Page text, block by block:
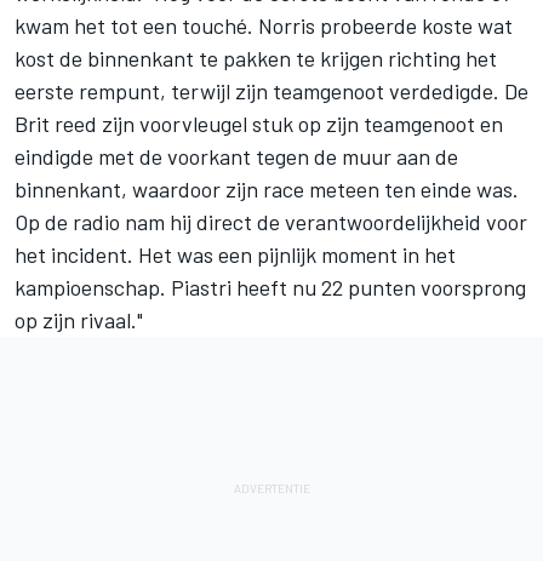
kwam het tot een touché. Norris probeerde koste wat
kost de binnenkant te pakken te krijgen richting het
eerste rempunt, terwijl zijn teamgenoot verdedigde. De
Brit reed zijn voorvleugel stuk op zijn teamgenoot en
eindigde met de voorkant tegen de muur aan de
binnenkant, waardoor zijn race meteen ten einde was.
Op de radio nam hij direct de verantwoordelijkheid voor
het incident. Het was een pijnlijk moment in het
kampioenschap. Piastri heeft nu 22 punten voorsprong
op zijn rivaal."